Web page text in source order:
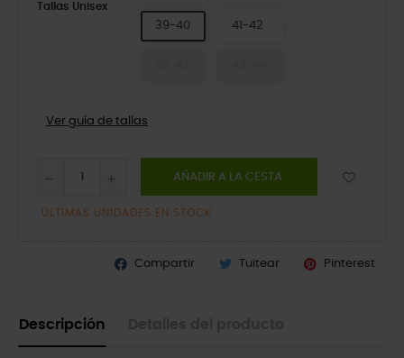
Tallas Unisex
39-40 41-42
Ver guía de tallas
AÑADIR A LA CESTA
ÚLTIMAS UNIDADES EN STOCK
Compartir Tuitear Pinterest
Descripción